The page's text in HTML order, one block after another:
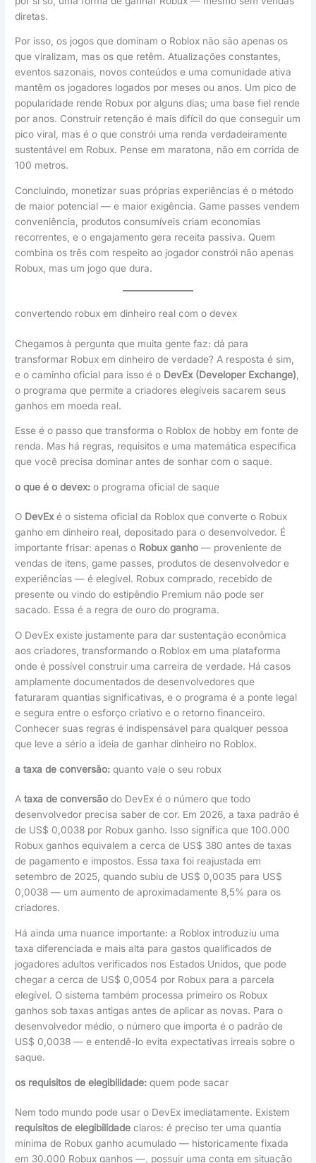
diretas.
Por isso, os jogos que dominam o Roblox não são apenas os
que viralizam, mas os que retêm. Atualizações constantes,
eventos sazonais, novos conteúdos e uma comunidade ativa
mantêm os jogadores logados por meses ou anos. Um pico de
popularidade rende Robux por alguns dias; uma base fiel rende
por anos. Construir retenção é mais difícil do que conseguir um
pico viral, mas é o que constrói uma renda verdadeiramente
sustentável em Robux. Pense em maratona, não em corrida de
100 metros.
Concluindo, monetizar suas próprias experiências é o método
de maior potencial — e maior exigência. Game passes vendem
conveniência, produtos consumíveis criam economias
recorrentes, e o engajamento gera receita passiva. Quem
combina os três com respeito ao jogador constrói não apenas
Robux, mas um jogo que dura.
convertendo robux em dinheiro real com o devex
Chegamos à pergunta que muita gente faz: dá para
transformar Robux em dinheiro de verdade? A resposta é sim,
e o caminho oficial para isso é o DevEx (Developer Exchange)
o programa que permite a criadores elegíveis sacarem seus
ganhos em moeda real.
Esse é o passo que transforma o Roblox de hobby em fonte de
renda. Mas há regras, requisitos e uma matemática específica
que você precisa dominar antes de sonhar com o saque.
o que é o devex: o programa oficial de saque
O DevExé o sistema oficial da Roblox que converte o Robux
ganho em dinheiro real, depositado para o desenvolvedor. É
importante frisar: apenas o Robux ganho — proveniente de
vendas de itens, game passes, produtos de desenvolvedor e
experiências — é elegível. Robux comprado, recebido de
presente ou vindo do estipêndio Premium não pode ser
sacado. Essa é a regra de ouro do programa.
O DevEx existe justamente para dar sustentação econômica
aos criadores, transformando o Roblox em uma plataforma
onde é possível construir uma carreira de verdade. Há casos
amplamente documentados de desenvolvedores que
faturaram quantias significativas, e o programa é a ponte legal
e segura entre o esforço criativo e o retorno financeiro.
Conhecer suas regras é indispensável para qualquer pessoa
que leve a sério a ideia de ganhar dinheiro no Roblox.
a taxa de conversão: quanto vale o seu robux
Ataxa de conversão do DevEx é o número que todo
desenvolvedor precisa saber de cor. Em 2026, a taxa padrão é
de US$ 0,0038 por Robux ganho. Isso significa que 100.000
Robux ganhos equivalem a cerca de US$ 380 antes de taxas
de pagamento e impostos. Essa taxa foi reajustada em
setembro de 2025, quando subiu de US$ 0,0035 para US$
0,0038 — um aumento de aproximadamente 8,5% para os
criadores.
Há ainda uma nuance importante: a Roblox introduziu uma
taxa diferenciada e mais alta para gastos qualificados de
jogadores adultos verificados nos Estados Unidos, que pode
chegar a cerca de US$ 0,0054 por Robux para a parcela
elegível. O sistema também processa primeiro os Robux
ganhos sob taxas antigas antes de aplicar as novas. Para o
desenvolvedor médio, o número que importa é o padrão de
US$ 0,0038 — e entendê-lo evita expectativas irreais sobre o
saque.
os requisitos de elegibilidade: quem pode sacar
Nem todo mundo pode usar o DevEx imediatamente. Existem
requisitos de elegibilidade claros: é preciso ter uma quantia
mínima de Robux ganho acumulado — historicamente fixada
em 30.000 Robux ganhos —, possuir uma conta em situação